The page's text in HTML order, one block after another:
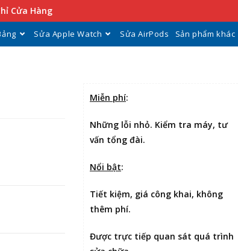
Cửa Hàng
Sửa Apple Watch Sửa AirPods Sản phẩm khác
Miễn phí:
Những lỗi nhỏ. Kiểm tra máy, tư
vấn tổng đài.
Nổi bật:
Tiết kiệm, giá công khai, không
thêm phí.
Được trực tiếp quan sát quá trình